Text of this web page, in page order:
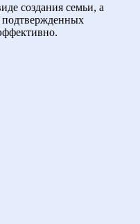
создания семьи, а
подтвержденных